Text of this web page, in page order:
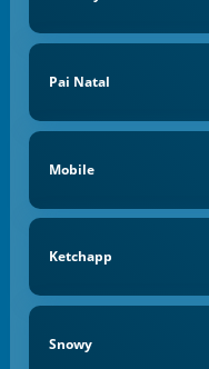
Pai Natal
Mobile
Ketchapp
Snowy